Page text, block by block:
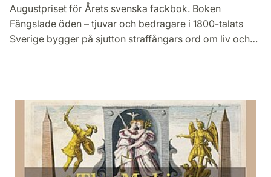
Augustpriset för Årets svenska fackbok. Boken
Fängslade öden – tjuvar och bedragare i 1800-talats
Sverige bygger på sjutton straffångars ord om liv och…